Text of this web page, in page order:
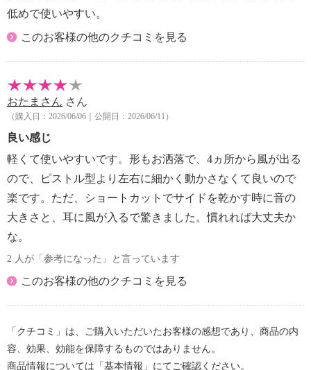
・燃えやすいものや熱に弱いものの上に置かない。
・ぬれた手で使用しない。
・人の毛髪の乾燥、整髪以外に使用しない。
・ペット、衣類、靴、かつら、つけ毛に使用しない。
・業務用として使用しない。
・不特定多数の人が使用する場所に置かない。
し、以下を守る。
・必ず保護者が本体を持ち、頭部へ当たる温度に注
意する
・ＧＥＮＴＬＥモードを使用する
・同じ場所に当て続けないようにする
・使用中、髪が吸込口に吸い込まれないようにする。
吸込口から１０ｃｍ以上離す。吹出口と髪は３ｃｍ
以上離す。
・距離センサー部を正面から凝視しない。
プラズマクラスターイオンが発生しにくくなる。
【同梱書類】
・取扱説明書（保証書付）
低めで使いやすい。
このお客様の他のクチコミを見る
おたまさん さん
（購入日：2026/06/06｜公開日：2026/06/11）
良い感じ
軽くて使いやすいです。形もお洒落で、4ヵ所から風が出る
ので、ピストル型より左右に細かく動かさなくて良いので
楽です。ただ、ショートカットでサイドを乾かす時に音の
大きさと、耳に風が入るで驚きました。慣れれば大丈夫か
な。
2 人が「参考になった」と言っています
このお客様の他のクチコミを見る
「クチコミ」は、ご購入いただいたお客様の感想であり、商品の内
容、効果、効能を保障するものではありません。
商品情報については「基本情報」にてご確認ください。